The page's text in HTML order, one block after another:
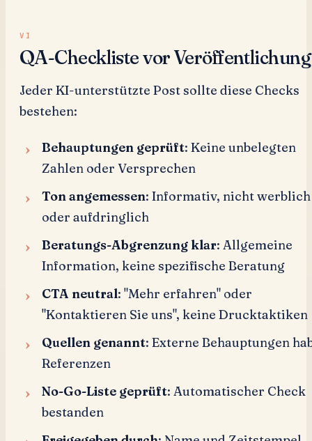
QA-Checkliste vor Veröffentlichung
Jeder KI-unterstützte Post sollte diese Checks
bestehen:
Behauptungen geprüft: Keine unbelegten
Zahlen oder Versprechen
Ton angemessen: Informativ, nicht werblich
oder aufdringlich
Beratungs-Abgrenzung klar: Allgemeine
Information, keine spezifische Beratung
CTA neutral: "Mehr erfahren" oder
"Kontaktieren Sie uns", keine Drucktaktiken
Quellen genannt: Externe Behauptungen
Referenzen
No-Go-Liste geprüft: Automatischer Check
bestanden